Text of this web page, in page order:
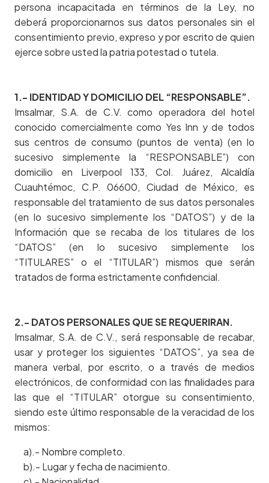
persona incapacitada en términos de la Ley, no
deberá proporcionarnos sus datos personales sin el
consentimiento previo, expreso y por escrito de quien
ejerce sobre usted la patria potestad o tutela.
1.- IDENTIDAD Y DOMICILIO DEL “RESPONSABLE”.
Imsalmar, S.A. de C.V. como operadora del hotel
conocido comercialmente como Yes Inn y de todos
sus centros de consumo (puntos de venta) (en lo
sucesivo simplemente la “RESPONSABLE”) con
domicilio en Liverpool 133, Col. Juárez, Alcaldía
Cuauhtémoc, C.P. 06600, Ciudad de México, es
responsable del tratamiento de sus datos personales
(en lo sucesivo simplemente los “DATOS”) y de la
Información que se recaba de los titulares de los
“DATOS” (en lo sucesivo simplemente los
“TITULARES” o el “TITULAR”) mismos que serán
tratados de forma estrictamente confidencial.
2.- DATOS PERSONALES QUE SE REQUERIRAN.
Imsalmar, S.A. de C.V., será responsable de recabar,
usar y proteger los siguientes “DATOS”, ya sea de
manera verbal, por escrito, o a través de medios
electrónicos, de conformidad con las finalidades para
las que el “TITULAR” otorgue su consentimiento,
siendo este último responsable de la veracidad de los
mismos:
a).- Nombre completo.
b).- Lugar y fecha de nacimiento.